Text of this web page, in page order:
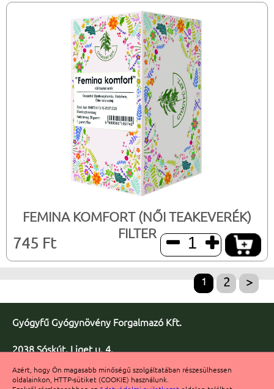
Azért, hogy Ön magasabb minőségű szolgáltatában részesülhessen
oldalainkon, HTTP-sütiket (COOKIE) használunk.
FEMINA KOMFORT (NŐI TEAKEVERÉK)
FILTER
745 Ft  
1 2 >
Gyógyfű Gyógynövény Forgalmazó Kft.
2038 Sóskút, Liget u. 4.
Fax: +36 23 347-091